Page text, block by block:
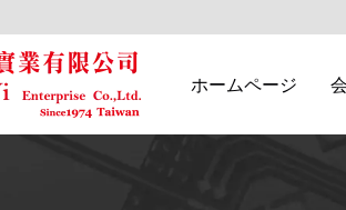
ホームページ